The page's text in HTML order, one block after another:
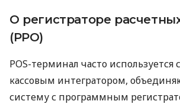
О регистраторе
(РРО)
POS-терминал часто используется
кассовым интегратором,
систему с программным